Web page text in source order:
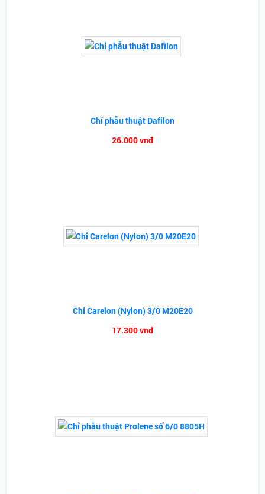
Chỉ phẫu thuật Dafilon
26.000 vnđ
Chỉ Carelon (Nylon) 3/0 M20E20
17.300 vnđ